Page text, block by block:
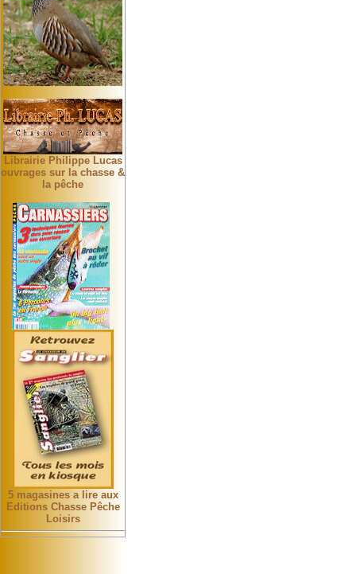
Librairie Philippe Lucas
ouvrages sur la chasse &
la pêche
5 magasines a lire aux
Editions Chasse Pêche
Loisirs